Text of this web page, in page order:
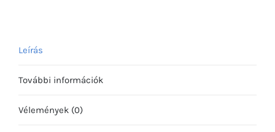
Leírás
További információk
Vélemények (0)